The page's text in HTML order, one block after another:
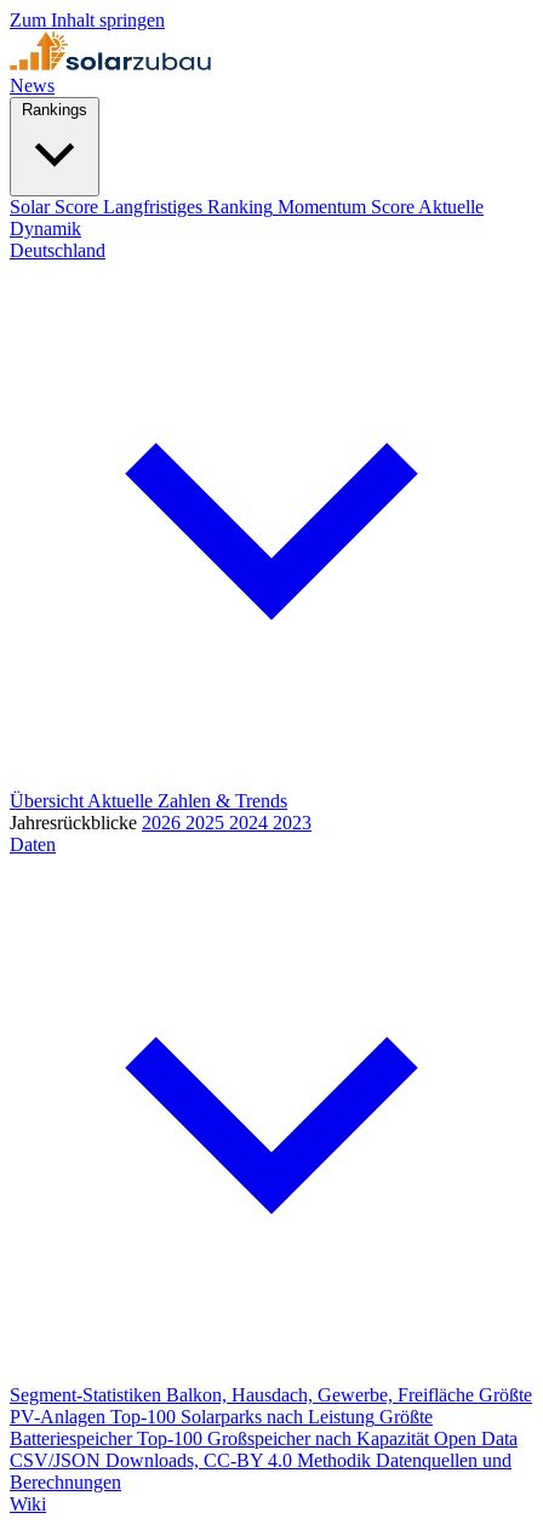
Zum Inhalt springen
News
Solar Score Langfristiges Ranking Momentum Score Aktuelle
Dynamik
Deutschland
Übersicht Aktuelle Zahlen & Trends
Jahresrückblicke 2026 2025 2024 2023
Daten
Segment-Statistiken Balkon, Hausdach, Gewerbe, Freifläche Größte
PV-Anlagen Top-100 Solarparks nach Leistung Größte
Batteriespeicher Top-100 Großspeicher nach Kapazität Open Data
CSV/JSON Downloads, CC-BY 4.0 Methodik Datenquellen und
Berechnungen
Wiki